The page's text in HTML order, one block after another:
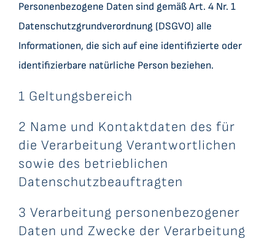
Personenbezogene Daten sind gemäß Art. 4 Nr. 1
Datenschutzgrundverordnung (DSGVO) alle
Informationen, die sich auf eine identifizierte oder
identifizierbare natürliche Person beziehen.
1 Geltungsbereich
2 Name und Kontaktdaten des für
die Verarbeitung Verantwortlichen
sowie des betrieblichen
Datenschutzbeauftragten
3 Verarbeitung personenbezogener
Daten und Zwecke der Verarbeitung